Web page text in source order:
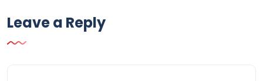
Leave a Reply